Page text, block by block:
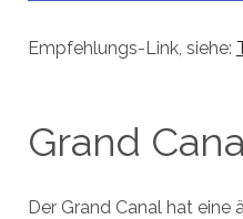
Empfehlungs-Link, siehe:
Grand
Der Grand Canal hat eine